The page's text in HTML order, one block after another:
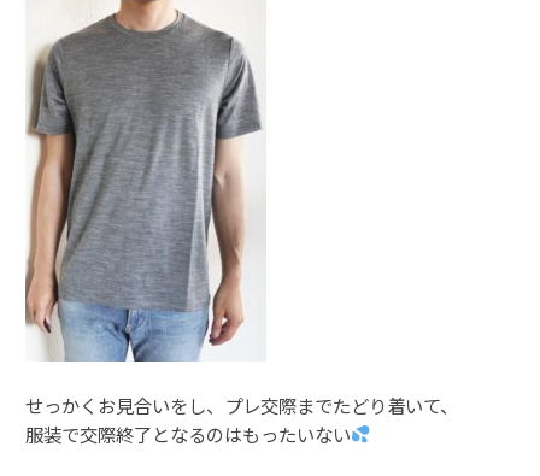
せっかくお見合いをし、プレ交際までたどり着いて、
服装で交際終了となるのはもったいない